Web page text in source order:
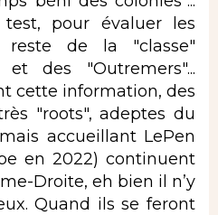
pour évaluer les
reste de la "classe"
des "Outremers"...
cette information, des
"roots", adeptes du
accueillant LePen
en 2022) continuent
Droite, eh bien il n’y
Quand ils se feront